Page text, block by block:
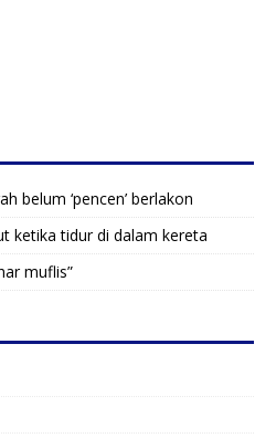
belum ‘pencen’ berlakon
ketika tidur di dalam kereta
muflis”